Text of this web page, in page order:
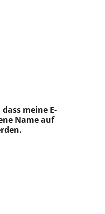
meine E-
Name auf